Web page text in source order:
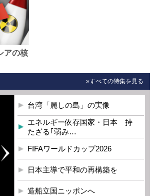
アの核
»すべての特集を見る
台湾「麗しの島」の実像
エネルギー依存国家・日本 持
たざる｢弱み…
FIFAワールドカップ2026
日本主導で平和の再構築を
造船立国ニッポンへ